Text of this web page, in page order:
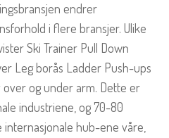
endrer
i flere bransjer. Ulike
Ski Trainer Pull Down
Leg borås Ladder Push-ups
og under arm. Dette er
industriene, og 70-80
hub-ene våre,